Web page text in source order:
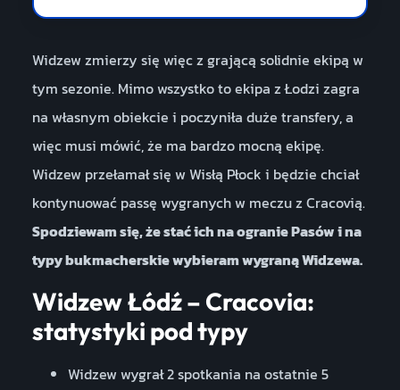
Widzew zmierzy się więc z grającą solidnie ekipą w
tym sezonie. Mimo wszystko to ekipa z Łodzi zagra
na własnym obiekcie i poczyniła duże transfery, a
więc musi mówić, że ma bardzo mocną ekipę.
Widzew przełamał się w Wisłą Płock i będzie chciał
kontynuować passę wygranych w meczu z Cracovią.
Spodziewam się, że stać ich na ogranie Pasów i na
typy bukmacherskie wybieram wygraną Widzewa.
Widzew Łódź – Cracovia:
statystyki pod typy
Widzew wygrał 2 spotkania na ostatnie 5